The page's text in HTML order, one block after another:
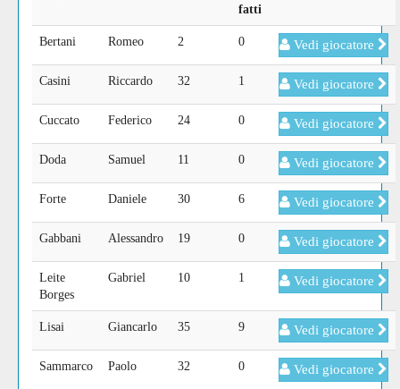
fatti
Bertani Romeo 2 0 Vedi giocatore
Casini Riccardo 32 1 Vedi giocatore
Cuccato Federico 24 0 Vedi giocatore
Doda Samuel 11 0 Vedi giocatore
Forte Daniele 30 6 Vedi giocatore
Gabbani Alessandro 19 0 Vedi giocatore
Leite
Borges
Gabriel 10 1 Vedi giocatore
Lisai Giancarlo 35 9 Vedi giocatore
Sammarco Paolo 32 0 Vedi giocatore